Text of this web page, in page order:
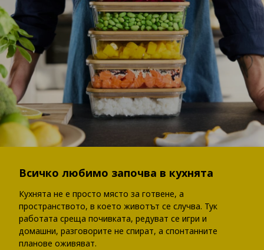
Всичко любимо започва в кухнята
Кухнята не е просто място за готвене, а
пространството, в което животът се случва. Тук
работата среща почивката, редуват се игри и
домашни, разговорите не спират, а спонтанните
планове оживяват.